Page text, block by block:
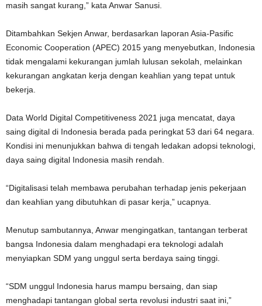
masih sangat kurang,” kata Anwar Sanusi.
Ditambahkan Sekjen Anwar, berdasarkan laporan Asia-Pasific
Economic Cooperation (APEC) 2015 yang menyebutkan, Indonesia
tidak mengalami kekurangan jumlah lulusan sekolah, melainkan
kekurangan angkatan kerja dengan keahlian yang tepat untuk
bekerja.
Data World Digital Competitiveness 2021 juga mencatat, daya
saing digital di Indonesia berada pada peringkat 53 dari 64 negara.
Kondisi ini menunjukkan bahwa di tengah ledakan adopsi teknologi,
daya saing digital Indonesia masih rendah.
“Digitalisasi telah membawa perubahan terhadap jenis pekerjaan
dan keahlian yang dibutuhkan di pasar kerja,” ucapnya.
Menutup sambutannya, Anwar mengingatkan, tantangan terberat
bangsa Indonesia dalam menghadapi era teknologi adalah
menyiapkan SDM yang unggul serta berdaya saing tinggi.
“SDM unggul Indonesia harus mampu bersaing, dan siap
menghadapi tantangan global serta revolusi industri saat ini,”